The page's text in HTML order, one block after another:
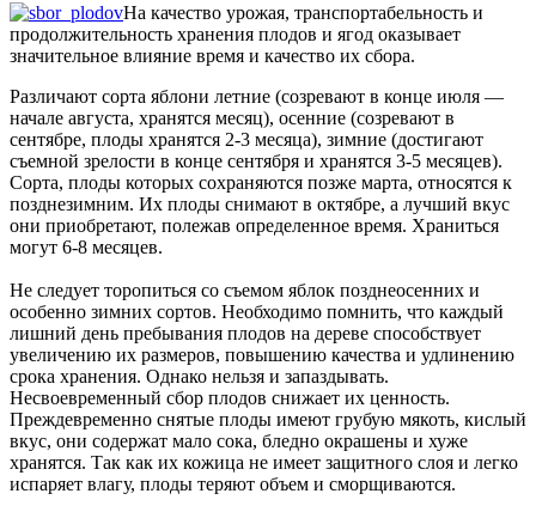
На качество урожая, транспортабельность и
продолжительность хранения плодов и ягод оказывает
значительное влияние время и качество их сбора.
Различают сорта яблони летние (созревают в конце июля —
начале августа, хранятся месяц), осенние (созревают в
сентябре, плоды хранятся 2-3 месяца), зимние (достигают
съемной зрелости в конце сентября и хранятся 3-5 месяцев).
Сорта, плоды которых сохраняются позже марта, относятся к
позднезимним. Их плоды снимают в октябре, а лучший вкус
они приобретают, полежав определенное время. Храниться
могут 6-8 месяцев.
Не следует торопиться со съемом яблок позднеосенних и
особенно зимних сортов. Необходимо помнить, что каждый
лишний день пребывания плодов на дереве способствует
увеличению их размеров, повышению качества и удлинению
срока хранения. Однако нельзя и запаздывать.
Несвоевременный сбор плодов снижает их ценность.
Преждевременно снятые плоды имеют грубую мякоть, кислый
вкус, они содержат мало сока, бледно окрашены и хуже
хранятся. Так как их кожица не имеет защитного слоя и легко
испаряет влагу, плоды теряют объем и сморщиваются.